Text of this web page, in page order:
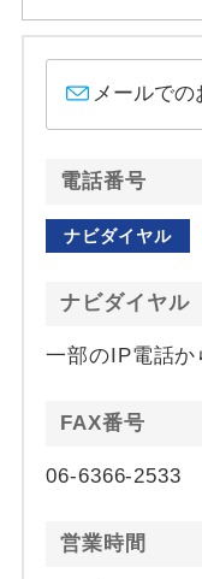
メールでの
電話番号
ナビダイヤル
ナビダイヤル
一部のIP電話か
FAX番号
06-6366-2533
営業時間